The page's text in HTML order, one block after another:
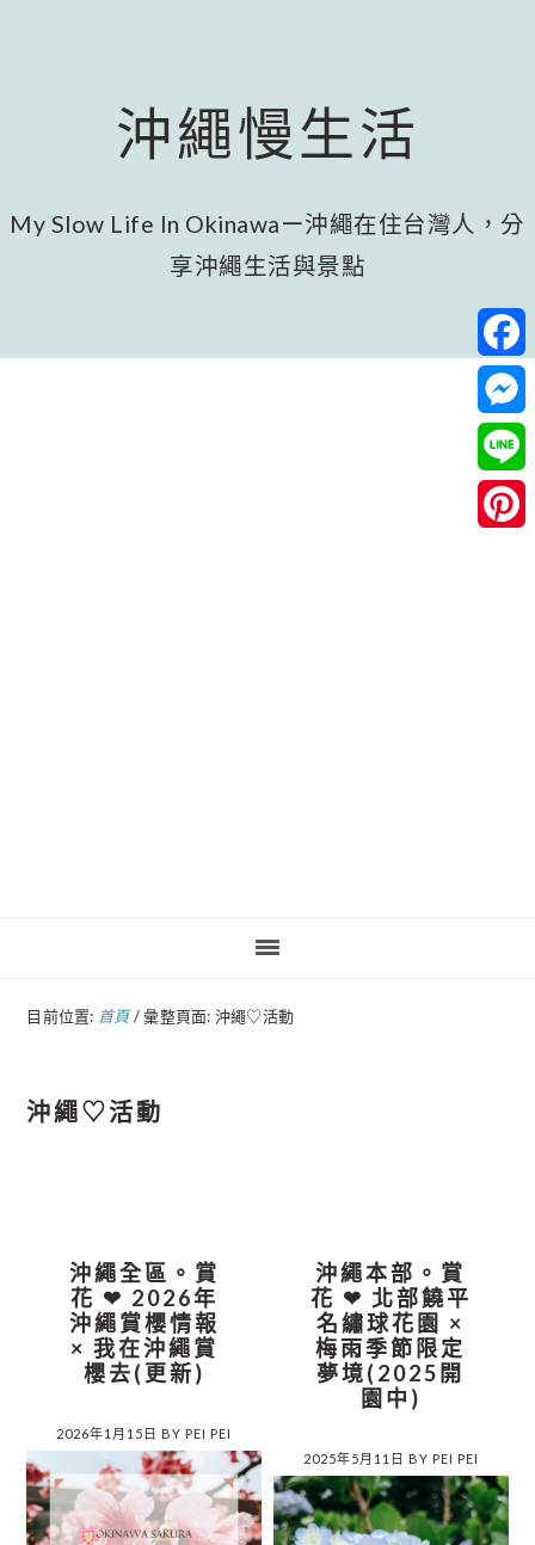
沖繩慢生活
My Slow Life In Okinawaー沖繩在住台灣人，分
享沖繩生活與景點
目前位置: 首頁 /彙整頁面: 沖繩♡活動
沖繩♡活動
沖繩全區。賞
花 ❤︎ 2026年
沖繩賞櫻情報
× 我在沖繩賞
櫻去(更新)
2026年1月15日 BY PEI PEI
沖繩本部。賞
花 ❤︎ 北部饒平
名繡球花園 ×
梅雨季節限定
夢境(2025開
園中)
2025年5月11日 BY PEI PEI
Line